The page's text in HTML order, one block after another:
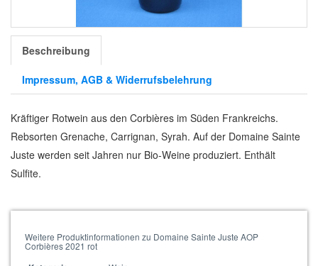
Beschreibung
Impressum, AGB & Widerrufsbelehrung
Kräftiger Rotwein aus den Corbières im Süden Frankreichs.
Rebsorten Grenache, Carrignan, Syrah. Auf der Domaine Sainte
Juste werden seit Jahren nur Bio-Weine produziert. Enthält
Sulfite.
Weitere Produktinformationen zu Domaine Sainte Juste AOP
Corbières 2021 rot